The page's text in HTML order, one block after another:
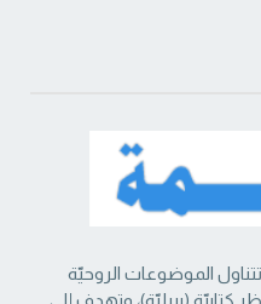
الموضوعات الروحيّة